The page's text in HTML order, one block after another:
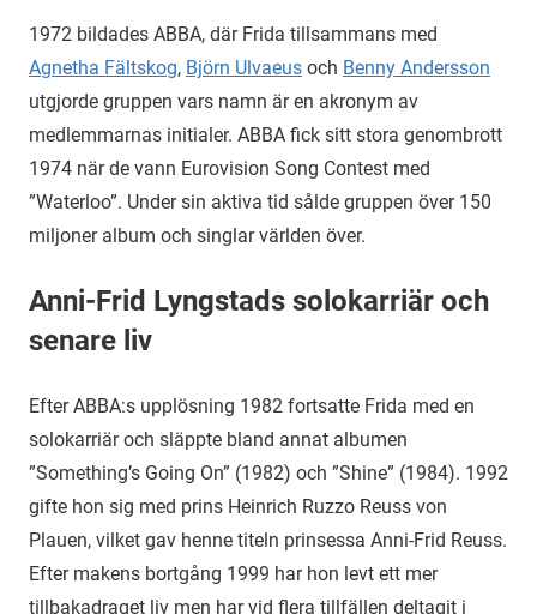
1972 bildades ABBA, där Frida tillsammans med
Agnetha Fältskog, Björn Ulvaeus och Benny Andersson
utgjorde gruppen vars namn är en akronym av
medlemmarnas initialer. ABBA fick sitt stora genombrott
1974 när de vann Eurovision Song Contest med
”Waterloo”. Under sin aktiva tid sålde gruppen över 150
miljoner album och singlar världen över.
Anni-Frid Lyngstads solokarriär och
senare liv
Efter ABBA:s upplösning 1982 fortsatte Frida med en
solokarriär och släppte bland annat albumen
”Something’s Going On” (1982) och ”Shine” (1984). 1992
gifte hon sig med prins Heinrich Ruzzo Reuss von
Plauen, vilket gav henne titeln prinsessa Anni-Frid Reuss.
Efter makens bortgång 1999 har hon levt ett mer
tillbakadraget liv men har vid flera tillfällen deltagit i